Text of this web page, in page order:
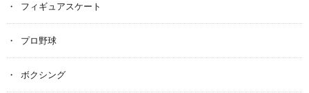
フィギュアスケート
プロ野球
ボクシング